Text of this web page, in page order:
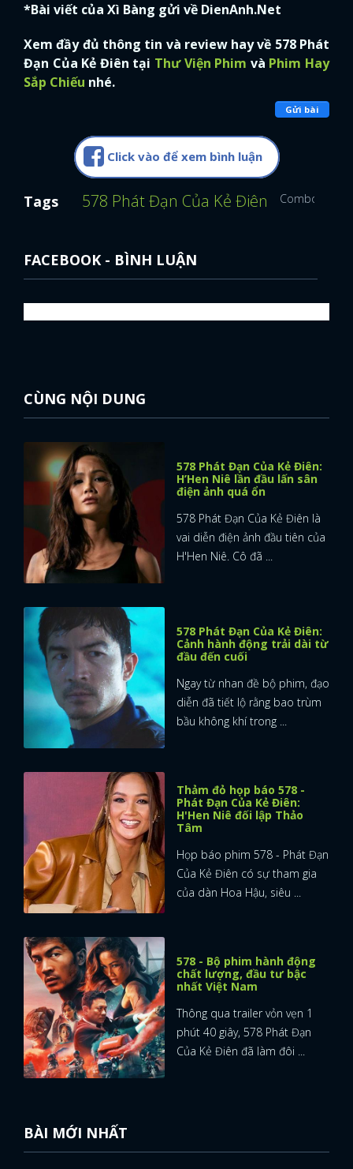
*Bài viết của Xì Bàng gửi về DienAnh.Net
Xem đầy đủ thông tin và review hay về 578 Phát
Đạn Của Kẻ Điên tại Thư Viện Phim và Phim Hay
Sắp Chiếu nhé.
Gửi bài
Click vào để xem bình luận
Tags 578 Phát Đạn Của Kẻ Điên ComboWiki
FACEBOOK - BÌNH LUẬN
CÙNG NỘI DUNG
578 Phát Đạn Của Kẻ Điên:
H’Hen Niê lần đầu lấn sân
điện ảnh quá ổn
578 Phát Đạn Của Kẻ Điên là
vai diễn điện ảnh đầu tiên của
H'Hen Niê. Cô đã ...
578 Phát Đạn Của Kẻ Điên:
Cảnh hành động trải dài từ
đầu đến cuối
Ngay từ nhan đề bộ phim, đạo
diễn đã tiết lộ rằng bao trùm
bầu không khí trong ...
Thảm đỏ họp báo 578 -
Phát Đạn Của Kẻ Điên:
H'Hen Niê đối lập Thảo
Tâm
Họp báo phim 578 - Phát Đạn
Của Kẻ Điên có sự tham gia
của dàn Hoa Hậu, siêu ...
578 - Bộ phim hành động
chất lượng, đầu tư bậc
nhất Việt Nam
Thông qua trailer vỏn vẹn 1
phút 40 giây, 578 Phát Đạn
Của Kẻ Điên đã làm đôi ...
BÀI MỚI NHẤT